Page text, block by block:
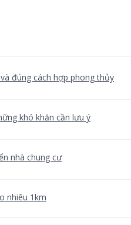
đúng cách hợp phong thủy
khó khăn cần lưu ý
nhà chung cư
nhiêu 1km